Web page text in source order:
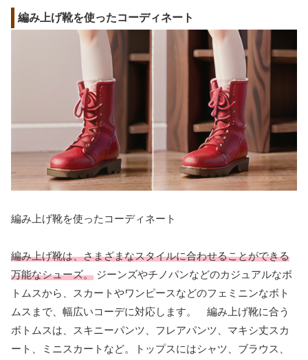
編み上げ靴を使ったコーディネート
編み上げ靴を使ったコーディネート
編み上げ靴は、さまざまなスタイルに合わせることができる
万能なシューズ。 ジーンズやチノパンなどのカジュアルなボ
トムスから、スカートやワンピースなどのフェミニンなボト
ムスまで、幅広いコーデに対応します。 編み上げ靴に合う
ボトムスは、スキニーパンツ、フレアパンツ、マキシ丈スカ
ート、ミニスカートなど。トップスにはシャツ、ブラウス、